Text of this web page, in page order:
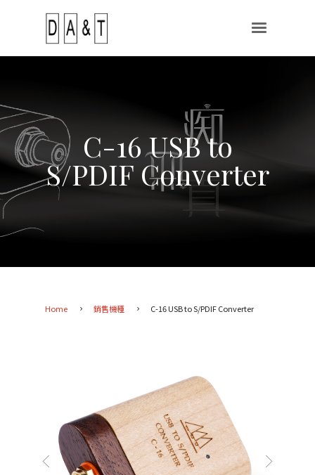
C-16 USB to
S/PDIF Converter
Home 銷售機種 C-16 USB to S/PDIF Converter